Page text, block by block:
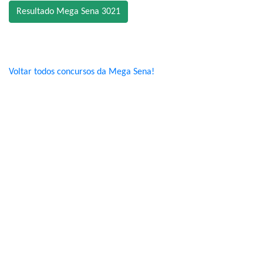
Resultado Mega Sena 3021
Voltar todos concursos da Mega Sena!